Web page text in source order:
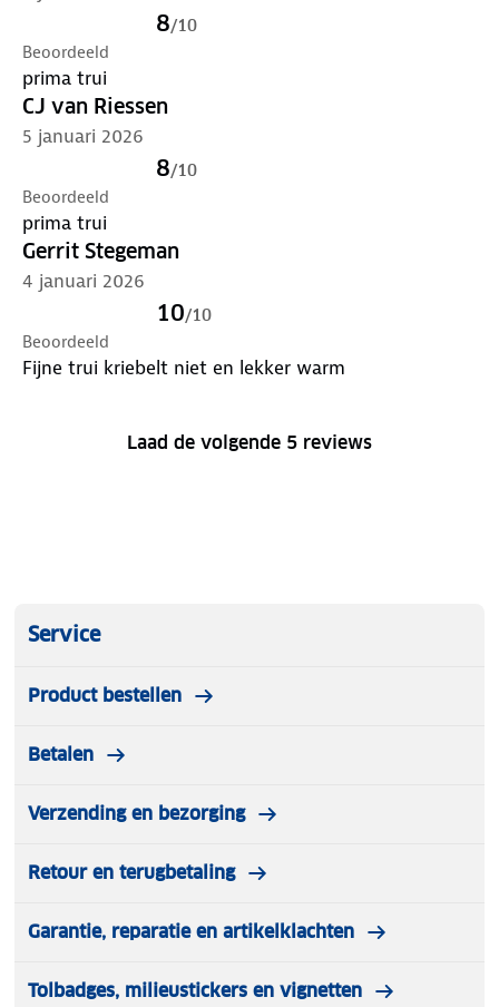
8/10
Beoordeeld
prima trui
CJ van Riessen
5 januari 2026
8/10
Beoordeeld
prima trui
Gerrit Stegeman
4 januari 2026
10/10
Beoordeeld
Fijne trui kriebelt niet en lekker warm
Laad de volgende 5 reviews
Service
Product bestellen
Betalen
Verzending en bezorging
Retour en terugbetaling
Garantie, reparatie en artikelklachten
Tolbadges, milieustickers en vignetten